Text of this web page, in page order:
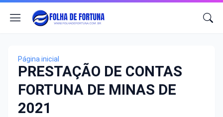
Página inicial
PRESTAÇÃO DE CONTAS
FORTUNA DE MINAS DE
2021